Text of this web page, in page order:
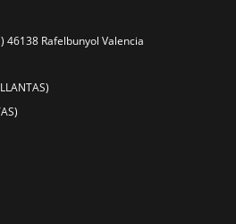
46138 Rafelbunyol Valencia